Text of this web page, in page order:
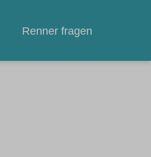
Renner fragen